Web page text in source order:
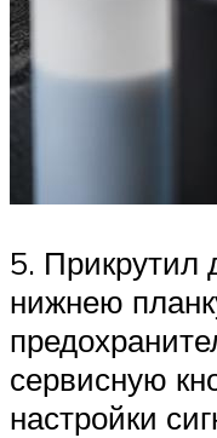
5. Прикрутил
нижнею
сервисную
настройки